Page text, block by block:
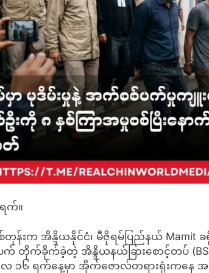
က်။
စ်တုန်းက အိန္ဒိယနိုင်ငံ၊ မီဇိုရမ်ပြည်နယ် Mamit
တိုက်ခိုက်ခဲ့တဲ့ အိန္ဒိယနယ်ခြားစောင့်တပ်
လ ၁၆ ရက်နေ့မှာ အိုက်ဇောလ်တရားရုံးကနေ အ